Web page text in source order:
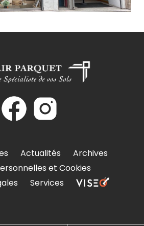
Actualités
Archives
et Cookies
Services